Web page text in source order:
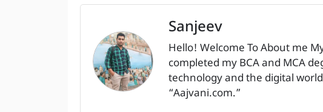
Sanjeev
Hello! Welcome To About me
completed my BCA and MCA
technology and the digital
“Aajvani.com.”